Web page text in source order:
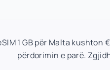
1 GB për Malta
përdorimin e parë.